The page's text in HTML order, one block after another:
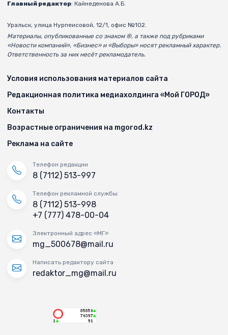
Главный редактор: Кайнеденова А.Б.
Уральск, улица Нурпеисовой, 12/1, офис №102.
Материалы, опубликованные со знаком ®, а также под рубриками
«Новости компаний», «Бизнес» и «Выборы» носят рекламный характер.
Ответственность за них несёт рекламодатель.
Условия использования материалов сайта
Редакционная политика медиахолдинга «Мой ГОРОД»
Контакты
Возрастные ограничения на mgorod.kz
Реклама на сайте
Телефон редакции
8 (7112) 513-997
Телефон рекламной службы
8 (7112) 513-998
+7 (777) 478-00-04
Электронный адрес «МГ»
mg_500678@mail.ru
Написать редактору сайта
redaktor_mg@mail.ru